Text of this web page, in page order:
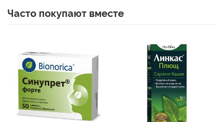
Часто покупают вместе